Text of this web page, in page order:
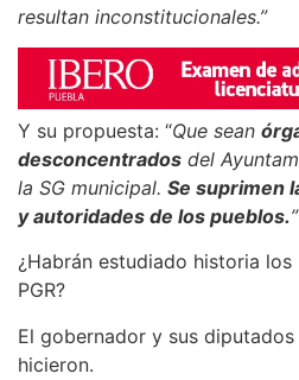
resultan inconstitucionales.”
Y su propuesta: “Que sean
desconcentrados del
la SG municipal. Se suprimen
y autoridades de los pueblos.”
¿Habrán estudiado historia
PGR?
El gobernador y sus
hicieron.